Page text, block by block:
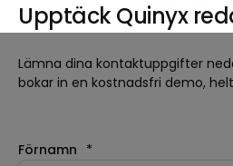
Upptäck Quinyx
Lämna dina kontaktuppgifter
bokar in en kostnadsfri demo,
Förnamn *